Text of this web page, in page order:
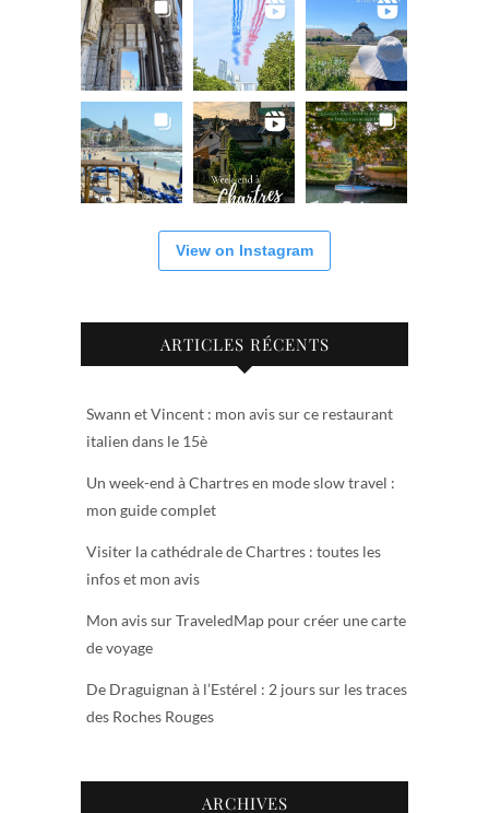
View on Instagram
ARTICLES RÉCENTS
Swann et Vincent : mon avis sur ce restaurant
italien dans le 15è
Un week-end à Chartres en mode slow travel :
mon guide complet
Visiter la cathédrale de Chartres : toutes les
infos et mon avis
Mon avis sur TraveledMap pour créer une carte
de voyage
De Draguignan à l’Estérel : 2 jours sur les traces
des Roches Rouges
ARCHIVES